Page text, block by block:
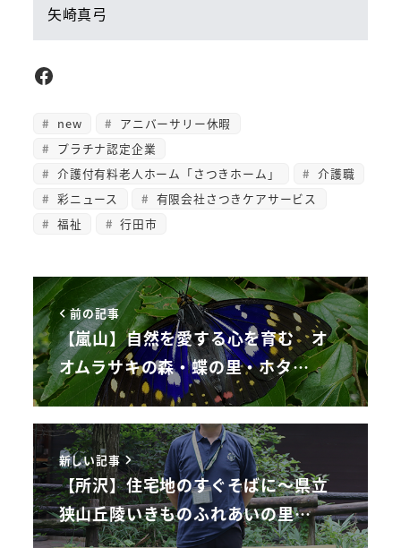
矢崎真弓
Facebook
new
アニバーサリー休暇
プラチナ認定企業
介護付有料老人ホーム「さつきホーム」
介護職
彩ニュース
有限会社さつきケアサービス
福祉
行田市
前の記事
【嵐山】自然を愛する心を育む オ
オムラサキの森・蝶の里・ホタ…
新しい記事
【所沢】住宅地のすぐそばに～県立
狭山丘陵いきものふれあいの里…